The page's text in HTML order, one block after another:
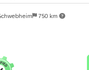
750 km